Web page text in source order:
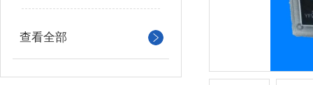
查看全部